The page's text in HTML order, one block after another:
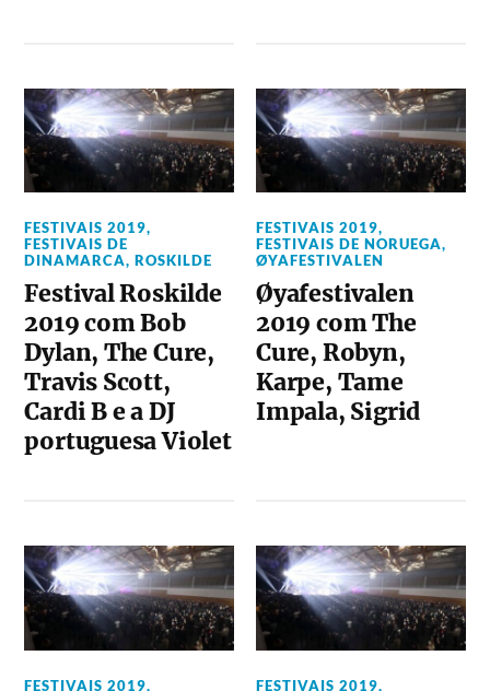
FESTIVAIS 2019,
FESTIVAIS DE
DINAMARCA,ROSKILDE
Festival Roskilde
2019 com Bob
Dylan, The Cure,
Travis Scott,
Cardi B e a DJ
portuguesa Violet
FESTIVAIS 2019,
FESTIVAIS DE NORUEGA,
ØYAFESTIVALEN
Øyafestivalen
2019 com The
Cure, Robyn,
Karpe, Tame
Impala, Sigrid
FESTIVAIS 2019, FESTIVAIS 2019,